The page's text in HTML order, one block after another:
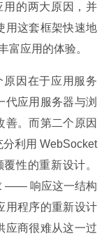
用的两大原因，并
用这套框架快速地
富应用的体验。
原因在于应用服务
代应用服务器与浏
善。而第二个原因
利用 WebSocket
性的重新设计。
—— 响应这一结构
用程序的重新设计
应商很难从这一过